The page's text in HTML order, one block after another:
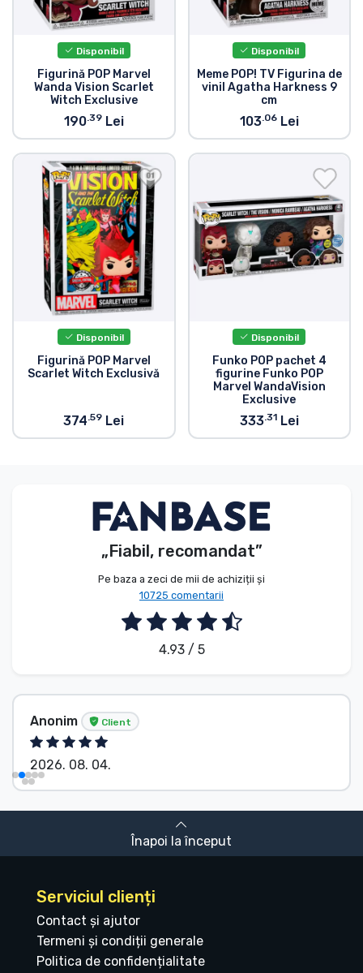
Disponibil
Figurină POP Marvel
Wanda Vision Scarlet
Witch Exclusive
190.39Lei
Disponibil
Meme POP! TV Figurina de
vinil Agatha Harkness 9
cm
103.06Lei
Disponibil
Figurină POP Marvel
Scarlet Witch Exclusivă
374.59 Lei
Disponibil
Funko POP pachet 4
figurine Funko POP
Marvel WandaVision
Exclusive
333.31Lei
„Fiabil, recomandat”
Pe baza a zeci de mii de achiziții și
10725 comentarii
4.93 / 5
Anonim Client
2026. 08. 04.
Înapoi la început
Serviciul clienți
Contact și ajutor
Termeni și condiții generale
Politica de confidențialitate